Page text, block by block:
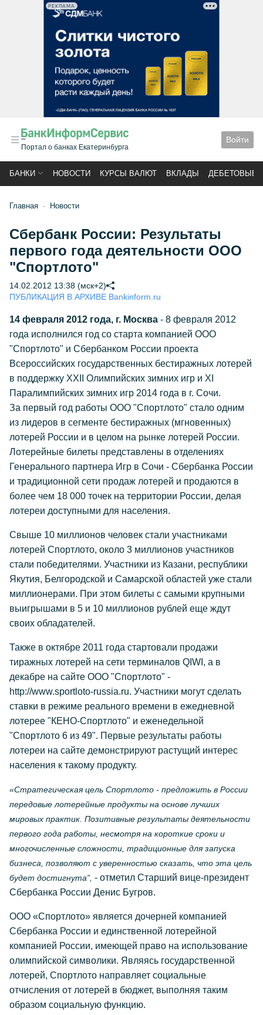
РЕКЛАМА
Портал о банках Екатеринбурга
Войти
БАНКИ НОВОСТИ КУРСЫ ВАЛЮТ ВКЛАДЫ ДЕБЕТОВЫЕ
Главная Новости
Сбербанк России: Результаты
первого года деятельности ООО
"Спортлото"
14.02.2012 13:38 (мск+2)
ПУБЛИКАЦИЯ В АРХИВЕ Bankinform.ru
14 февраля 2012 года, г. Москва - 8 февраля 2012
года исполнился год со старта компанией ООО
"Спортлото" и Сбербанком России проекта
Всероссийских государственных бестиражных лотерей
в поддержку XXII Олимпийских зимних игр и XI
Паралимпийских зимних игр 2014 года в г. Сочи.
За первый год работы ООО "Спортлото" стало одним
из лидеров в сегменте бестиражных (мгновенных)
лотерей России и в целом на рынке лотерей России.
Лотерейные билеты представлены в отделениях
Генерального партнера Игр в Сочи - Сбербанка России
и традиционной сети продаж лотерей и продаются в
более чем 18 000 точек на территории России, делая
лотереи доступными для населения.
Свыше 10 миллионов человек стали участниками
лотерей Спортлото, около 3 миллионов участников
стали победителями. Участники из Казани, республики
Якутия, Белгородской и Самарской областей уже стали
миллионерами. При этом билеты с самыми крупными
выигрышами в 5 и 10 миллионов рублей еще ждут
своих обладателей.
Также в октябре 2011 года стартовали продажи
тиражных лотерей на сети терминалов QIWI, а в
декабре на сайте ООО "Cпортлото" -
http://www.sportloto-russia.ru. Участники могут сделать
ставки в режиме реального времени в ежедневной
лотерее "КЕНО-Спортлото" и еженедельной
"Спортлото 6 из 49". Первые результаты работы
лотереи на сайте демонстрируют растущий интерес
населения к такому продукту.
«Стратегическая цель Спортлото - предложить в России
передовые лотерейные продукты на основе лучших
мировых практик. Позитивные результаты деятельности
первого года работы, несмотря на короткие сроки и
многочисленные сложности, традиционные для запуска
бизнеса, позволяют с уверенностью сказать, что эта цель
будет достигнута”, - отметил Старший вице-президент
Сбербанка России Денис Бугров.
ООО «Спортлото» является дочерней компанией
Сбербанка России и единственной лотерейной
компанией России, имеющей право на использование
олимпийской символики. Являясь государственной
лотерей, Спортлото направляет социальные
отчисления от лотерей в бюджет, выполняя таким
образом социальную функцию.